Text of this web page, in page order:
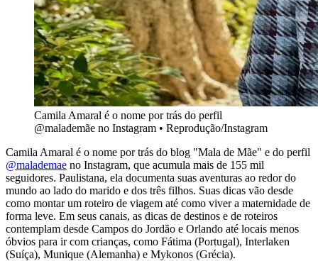
Camila Amaral é o nome por trás do perfil
@malademãe no Instagram • Reprodução/Instagram
Camila Amaral é o nome por trás do blog "Mala de Mãe" e do perfil
@malademae no Instagram, que acumula mais de 155 mil
seguidores. Paulistana, ela documenta suas aventuras ao redor do
mundo ao lado do marido e dos três filhos. Suas dicas vão desde
como montar um roteiro de viagem até como viver a maternidade de
forma leve. Em seus canais, as dicas de destinos e de roteiros
contemplam desde Campos do Jordão e Orlando até locais menos
óbvios para ir com crianças, como Fátima (Portugal), Interlaken
(Suíça), Munique (Alemanha) e Mykonos (Grécia).